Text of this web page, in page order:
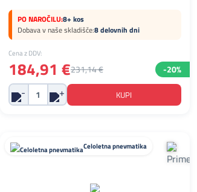
PO NAROČILU:8+ kos
Dobava v naše skladišče:8 delovnih dni
Cena z DDV:
184,91 €231,14 € -20%
Celoletna pnevmatika